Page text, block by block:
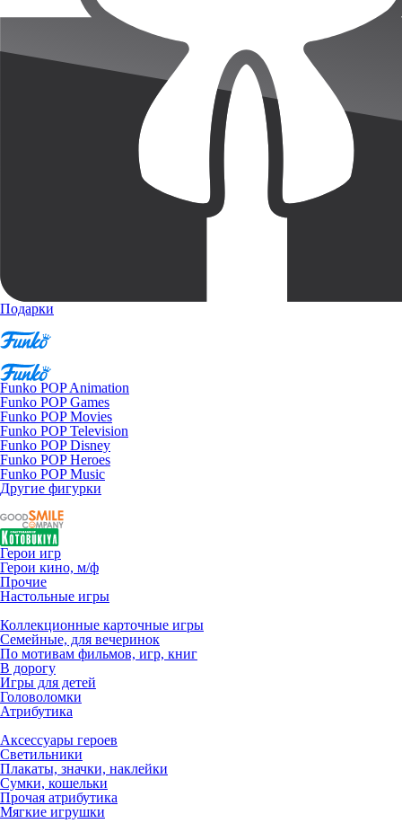
Подарки
Funko POP Animation
Funko POP Games
Funko POP Movies
Funko POP Television
Funko POP Disney
Funko POP Heroes
Funko POP Music
Другие фигурки
Герои игр
Герои кино, м/ф
Прочие
Настольные игры
Коллекционные карточные игры
Семейные, для вечеринок
По мотивам фильмов, игр, книг
В дорогу
Игры для детей
Головоломки
Атрибутика
Аксессуары героев
Светильники
Плакаты, значки, наклейки
Сумки, кошельки
Прочая атрибутика
Мягкие игрушки